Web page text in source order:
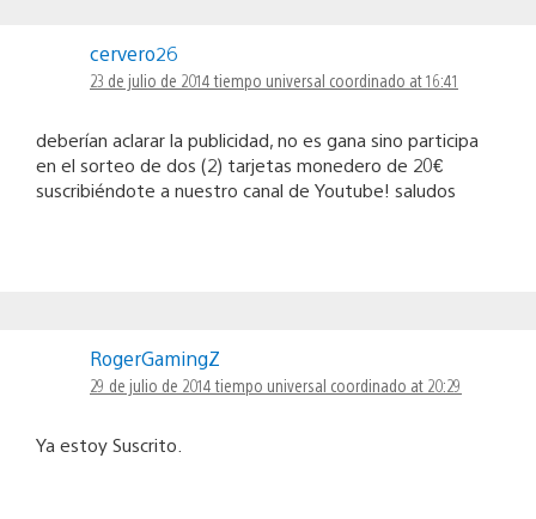
cervero26
23 de julio de 2014 tiempo universal coordinado at 16:41
deberían aclarar la publicidad, no es gana sino participa
en el sorteo de dos (2) tarjetas monedero de 20€
suscribiéndote a nuestro canal de Youtube! saludos
RogerGamingZ
29 de julio de 2014 tiempo universal coordinado at 20:29
Ya estoy Suscrito.